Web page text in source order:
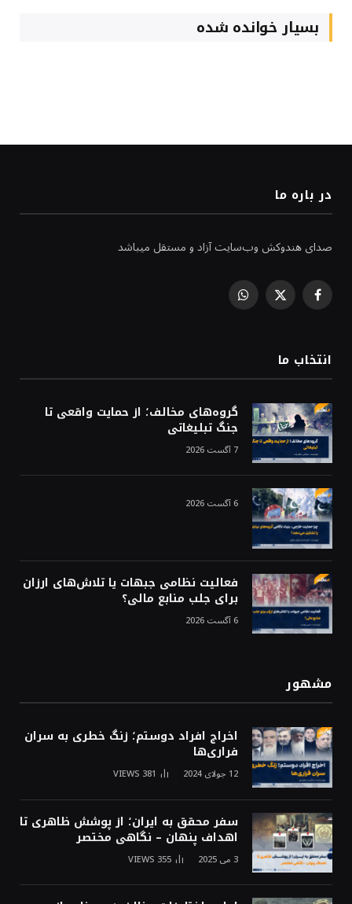
بسیار خوانده شده
در باره ما
صدای هندوکش وب‌سایت آزاد و مستقل میباشد
Facebook
X
WhatsApp
انتخاب ما
گروه‌های مخالف؛ از حمایت واقعی تا
جنگ تبلیغاتی
7 آگست 2026
6 آگست 2026
فعالیت نظامی جبهات یا تلاش‌های ارزان
برای جلب منابع مالی؟
6 آگست 2026
مشهور
اخراج افراد دوستم؛ زنگ خطری به سران
فراری‌ها
12 جولای 2024 381
VIEWS
سفر محقق به ایران؛ از پوشش ظاهری تا
اهداف پنهان – نگاهی مختصر
3 می 2025 355
VIEWS